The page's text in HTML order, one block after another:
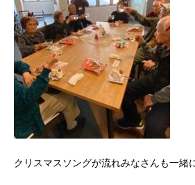
クリスマスソングが流れみなさんも一緒